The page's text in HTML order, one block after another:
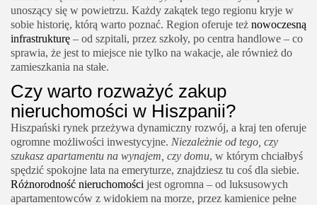
unoszący się w powietrzu. Każdy zakątek tego regionu kryje w
sobie historię, którą warto poznać. Region oferuje też nowoczesną
infrastrukturę – od szpitali, przez szkoły, po centra handlowe – co
sprawia, że jest to miejsce nie tylko na wakacje, ale również do
zamieszkania na stałe.
Czy warto rozważyć zakup
nieruchomości w Hiszpanii?
Hiszpański rynek przeżywa dynamiczny rozwój, a kraj ten oferuje
ogromne możliwości inwestycyjne. Niezależnie od tego, czy
szukasz apartamentu na wynajem, czy domu, w którym chciałbyś
spędzić spokojne lata na emeryturze, znajdziesz tu coś dla siebie.
Różnorodność nieruchomości jest ogromna – od luksusowych
apartamentowców z widokiem na morze, przez kamienice pełne